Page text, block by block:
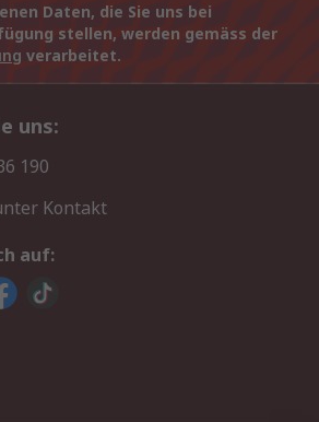
Daten, die Sie uns bei
stellen, werden gemäss der
verarbeitet.
uns:
190
Kontakt
auf: